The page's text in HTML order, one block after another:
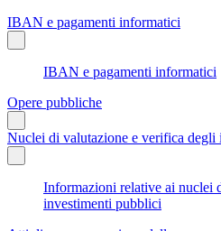
IBAN e pagamenti informatici
IBAN e pagamenti informatici
Opere pubbliche
Nuclei di valutazione e verifica degli
Informazioni relative ai nuclei
investimenti pubblici